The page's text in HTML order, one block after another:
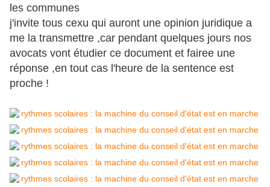
les communes
j'invite tous cexu qui auront une opinion juridique a
me la transmettre ,car pendant quelques jours nos
avocats vont étudier ce document et fairee une
réponse ,en tout cas l'heure de la sentence est
proche !